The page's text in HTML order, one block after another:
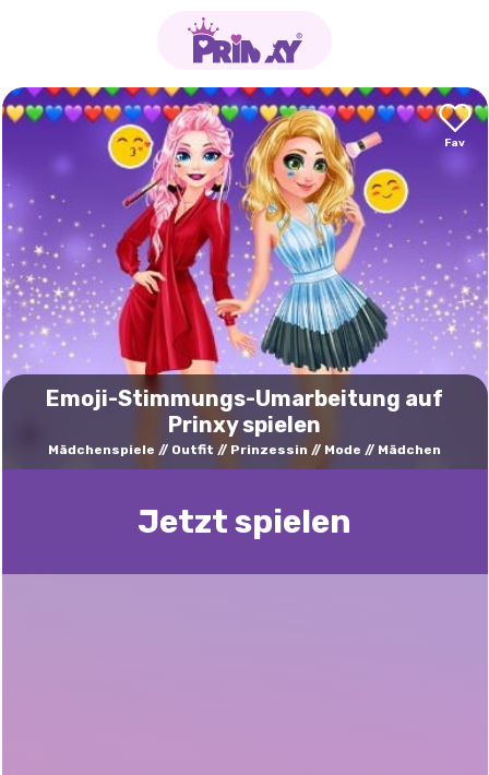
Emoji-Stimmungs-Umarbeitung auf
Prinxy spielen
Mädchenspiele Outfit Prinzessin Mode Mädchen
Jetzt spielen